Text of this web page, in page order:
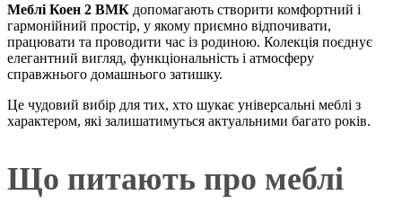
Меблі Коен 2 ВМК допомагають створити комфортний і
гармонійний простір, у якому приємно відпочивати,
працювати та проводити час із родиною. Колекція поєднує
елегантний вигляд, функціональність і атмосферу
справжнього домашнього затишку.
Це чудовий вибір для тих, хто шукає універсальні меблі з
характером, які залишатимуться актуальними багато років.
Що питають про меблі